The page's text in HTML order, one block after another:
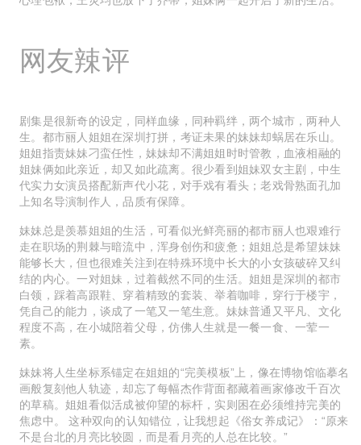
网友辣评
剧集是很新奇的设定，同样血缘，同种羁绊，两个城市，两种人
生。都市丽人姐姐在深圳打拼，考证未果的妹妹却蜗居在乐山。
姐姐指责妹妹刁蛮任性，妹妹却不满姐姐时时管教，血液相融的
姐妹俩如此亲近，却又如此疏离。很少看到姐妹双女主剧，中生
代实力女演员搭配新声代小花，对手戏有看头；老戏骨熟面孔加
上知名导演制作人，品质有保障。
妹妹总是羡慕姐姐的生活，可看似光鲜亮丽的都市丽人也艰难行
走在职场的荆棘与暗流中，浑身创伤和疲惫；姐姐总是希望妹妹
能够长大，但也很难关注到在特殊环境中长大的小女孩破碎又纠
结的内心。一对姐妹，过着截然不同的生活。姐姐是深圳的都市
白领，踩着高跟鞋、穿着精致的套装、举着咖啡，穿行于楼宇，
凭自己的能力，谈成了一笔又一笔生意。妹妹普通又平凡、文化
程度不高，在小城陪着父母，仿佛人生就是一餐一食、一荤一
素。
妹妹将人生坐标系锚定在姐姐的“完美模板”上，像在博物馆临摹名
画般复刻他人轨迹，却忘了每幅杰作背面都藏着画家修改千百次
的草稿。姐姐看似活成被仰望的标杆，实则困在必须维持完美的
焦虑中。 这种双向的认知错位，让我想起《俗女养成记》：“原来
不是台北的月亮比较圆，而是看月亮的人总在比较。”